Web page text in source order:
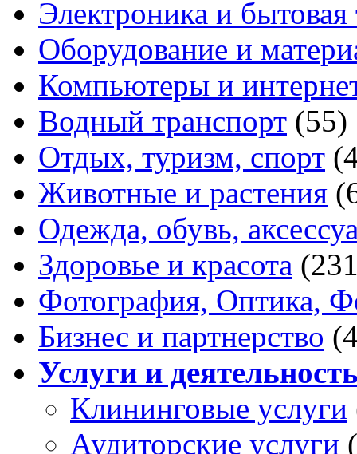
Электроника и бытовая
Оборудование и
Компьютеры и
Водный транспорт (55)
Отдых, туризм, спорт
Животные и растения
Одежда, обувь,
Здоровье и красота
Фотография, Оптика,
Бизнес и партнерство
Услуги и
Клининговые услуги
Аудиторские услуги